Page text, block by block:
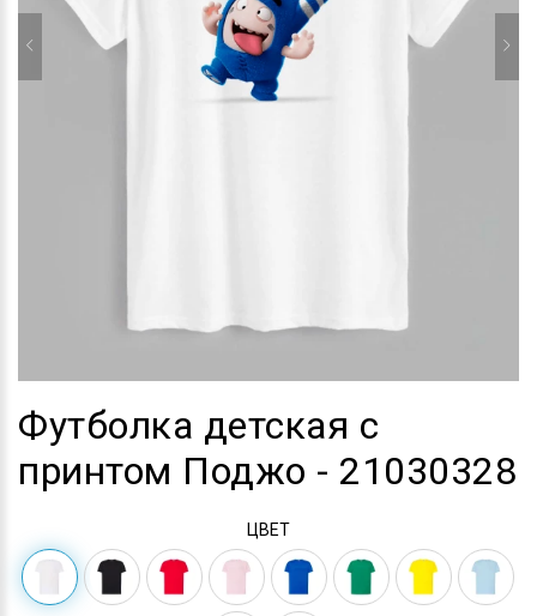
Футболка детская с
принтом Поджо - 21030328
ЦВЕТ